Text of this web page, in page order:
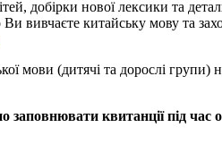
добірки нової лексики та
вивчаєте китайську мову та
мови (дитячі та дорослі
квитанції під час